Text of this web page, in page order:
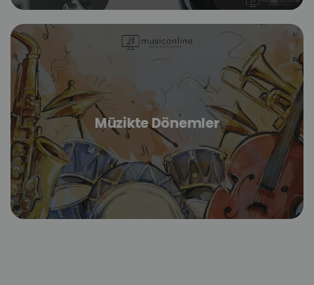
Müzikte Dönemler